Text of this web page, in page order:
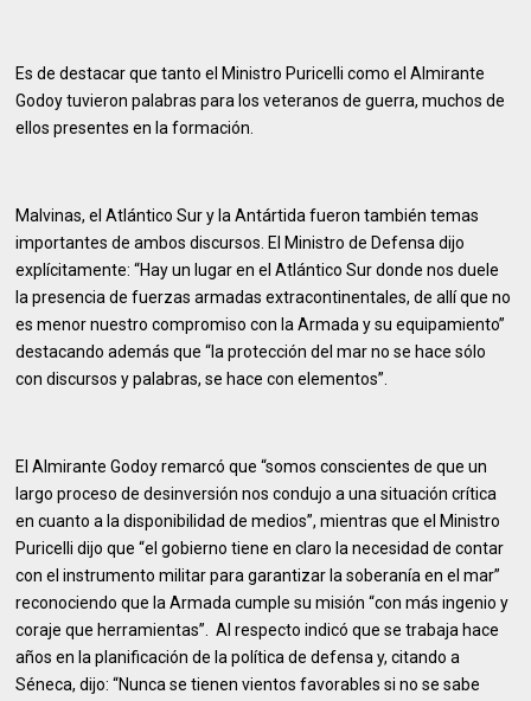
Es de destacar que tanto el Ministro Puricelli como el Almirante
Godoy tuvieron palabras para los veteranos de guerra, muchos de
ellos presentes en la formación.
Malvinas, el Atlántico Sur y la Antártida fueron también temas
importantes de ambos discursos. El Ministro de Defensa dijo
explícitamente: “Hay un lugar en el Atlántico Sur donde nos duele
la presencia de fuerzas armadas extracontinentales, de allí que no
es menor nuestro compromiso con la Armada y su equipamiento”
destacando además que “la protección del mar no se hace sólo
con discursos y palabras, se hace con elementos”.
El Almirante Godoy remarcó que “somos conscientes de que un
largo proceso de desinversión nos condujo a una situación crítica
en cuanto a la disponibilidad de medios”, mientras que el Ministro
Puricelli dijo que “el gobierno tiene en claro la necesidad de contar
con el instrumento militar para garantizar la soberanía en el mar”
reconociendo que la Armada cumple su misión “con más ingenio y
coraje que herramientas”. Al respecto indicó que se trabaja hace
años en la planificación de la política de defensa y, citando a
Séneca, dijo: “Nunca se tienen vientos favorables si no se sabe